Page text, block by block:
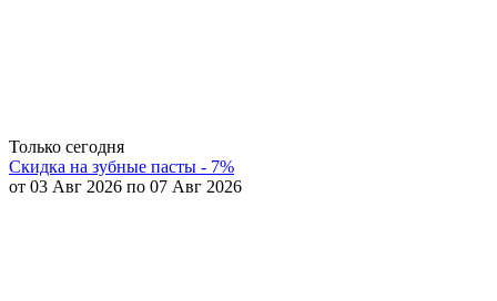
Только сегодня
Скидка на зубные пасты - 7%
от 03 Авг 2026 по 07 Авг 2026